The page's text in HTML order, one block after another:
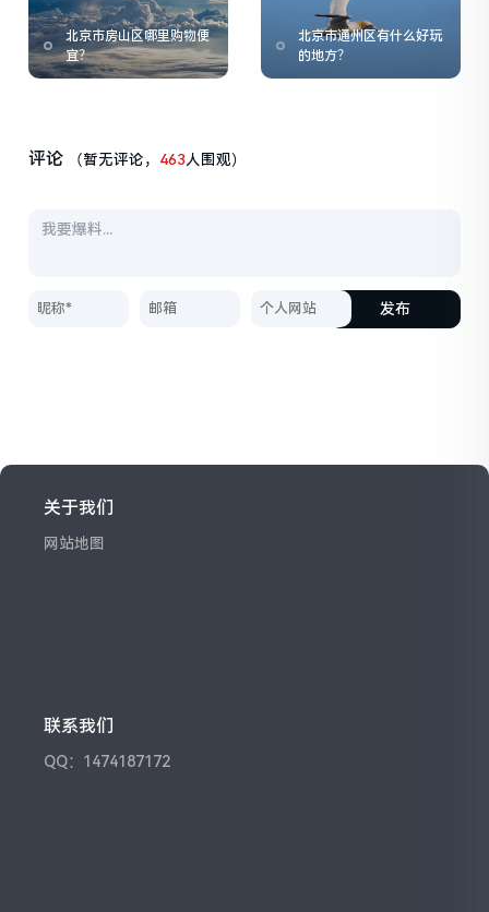
北京市房山区哪里购物便
宜？
北京市通州区有什么好玩
的地方？
评论 （暂无评论， 463人围观）
发布
关于我们
网站地图
联系我们
QQ：1474187172